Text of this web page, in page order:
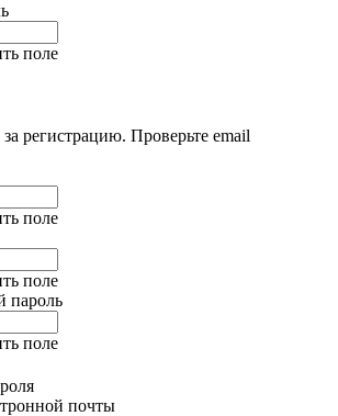
поле
регистрацию. Проверьте email
поле
поле
пароль
поле
почты